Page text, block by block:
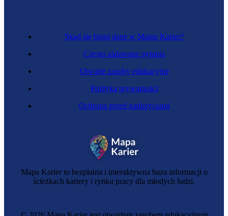
Mapa Karier to bezpłatna i interaktywna baza informacji o
ścieżkach kariery i rynku pracy dla młodych ludzi.
Skąd się biorą dane w Mapie Karier?
Często zadawane pytania
Otwarte zasoby edukacyjne
Polityka prywatności
Ochrona przed nadużyciami